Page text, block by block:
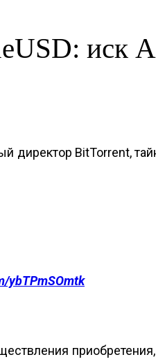
иск
директор BitTorrent,
ybTPmSOmtk